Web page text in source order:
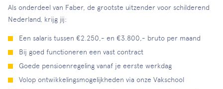
Als onderdeel van Faber, de grootste uitzender voor schilderend
Nederland, krijg jij:
Een salaris tussen €2.250,- en €3.800,- bruto per maand
Bij goed functioneren een vast contract
Goede pensioenregeling vanaf je eerste werkdag
Volop ontwikkelingsmogelijkheden via onze Vakschool